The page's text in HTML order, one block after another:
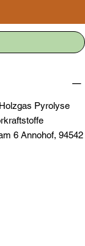
Pyrolyse
6 Annohof, 94542